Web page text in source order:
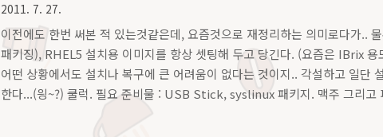
2011. 7. 27.
이전에도 한번 써본 적 있는것같은데, 요즘것으로 재정리하는 의미로다가
패키징), RHEL5 설치용 이미지를 항상 셋팅해 두고 당긴다. (요즘은 IBrix
어떤 상황에서도 설치나 복구에 큰 어려움이 없다는 것이지.. 각설하고 일
한다...(읭~?) 쿨럭. 필요 준비물 : USB Stick, syslinux 패키지. 맥주 그리